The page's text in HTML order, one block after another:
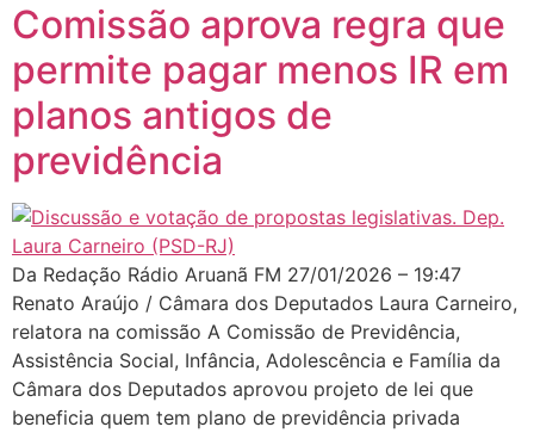
Comissão aprova regra que
permite pagar menos IR em
planos antigos de
previdência
Da Redação Rádio Aruanã FM 27/01/2026 – 19:47
Renato Araújo / Câmara dos Deputados Laura Carneiro,
relatora na comissão A Comissão de Previdência,
Assistência Social, Infância, Adolescência e Família da
Câmara dos Deputados aprovou projeto de lei que
beneficia quem tem plano de previdência privada